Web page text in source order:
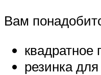
Вам
квадратное
резинка